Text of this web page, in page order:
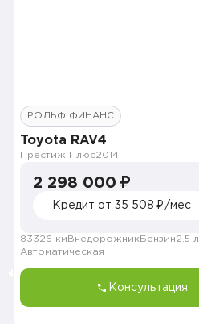
РОЛЬФ ФИНАНС
Toyota RAV4
Престиж Плюс2014
2 298 000 ₽
Кредит от 35 508 ₽/мес
83326 км Внедорожник Бензин2.5 л.
Автоматическая
Консультация